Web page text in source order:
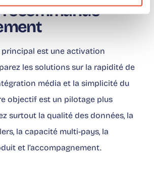
recommande
est une activation
les solutions sur la rapidité de
média et la simplicité du
objectif est un pilotage plus
surtout la qualité des données, la
la capacité multi-pays, la
et l’accompagnement.